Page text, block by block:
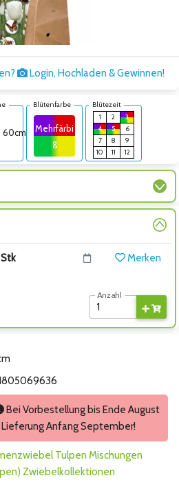
Zum nächsten Bild
Login, Hochladen & Gewinnen!
60cm
Blütenfarbe
Mehrfärbi
g
Blütezeit
1
2
3
4
5
6
7
8
9
10
11 12
Merken
Anzahl
Bei Vorbestellung bis Ende August
Lieferung Anfang September!
Tulpen Mischungen
Zwiebelkollektionen